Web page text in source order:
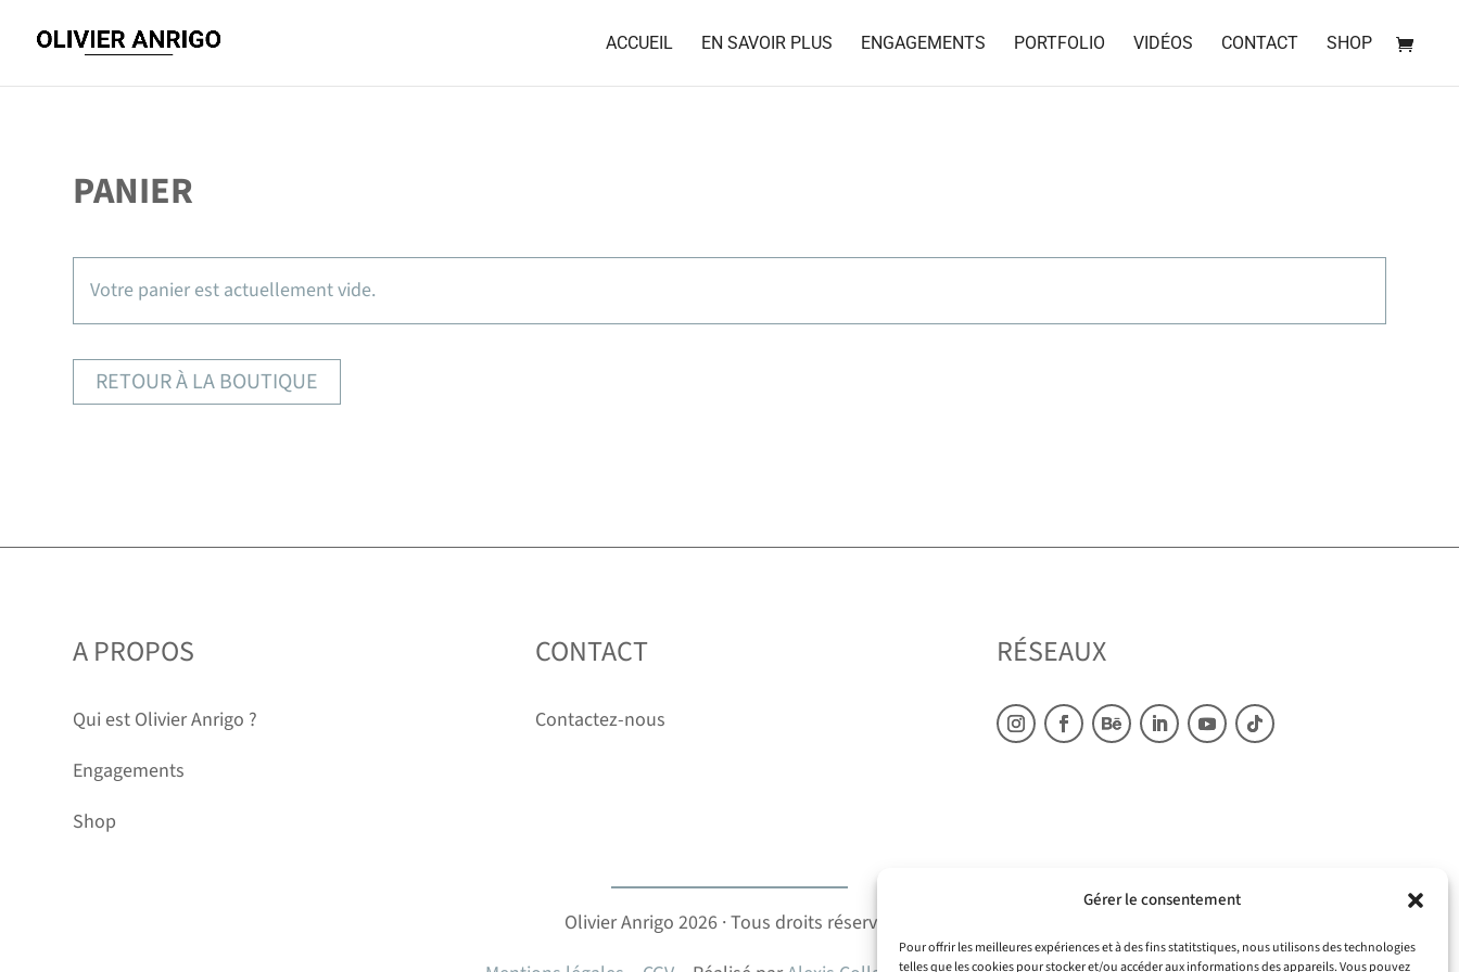
Gérer le consentement
Pour offrir les meilleures expériences et à des fins statitstiques, nous utilisons des technologies
telles que les cookies pour stocker et/ou accéder aux informations des appareils. Vous pouvez
ACCUEIL EN SAVOIR PLUS ENGAGEMENTS PORTFOLIO VIDÉOS CONTACT SHOP
PANIER
Votre panier est actuellement vide.
RETOUR À LA BOUTIQUE
A PROPOS
Qui est Olivier Anrigo ?
Engagements
Shop
CONTACT
Contactez-nous
RÉSEAUX
Olivier Anrigo 2026 · Tous droits réservés